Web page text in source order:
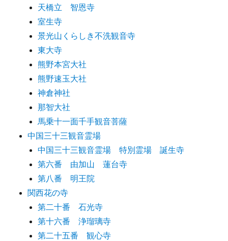
天橋立 智恩寺
室生寺
景光山くらしき不洗観音寺
東大寺
熊野本宮大社
熊野速玉大社
神倉神社
那智大社
馬乗十一面千手観音菩薩
中国三十三観音霊場
中国三十三観音霊場 特別霊場 誕生寺
第六番 由加山 蓮台寺
第八番 明王院
関西花の寺
第二十番 石光寺
第十六番 浄瑠璃寺
第二十五番 観心寺